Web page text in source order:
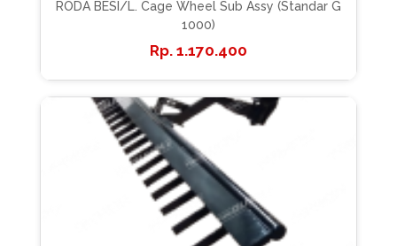
RODA BESI/L. Cage Wheel Sub Assy (Standar G
1000)
1.170.400